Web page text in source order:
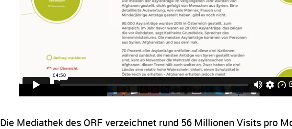
Die Mediathek des ORF verzeichnet rund 56 Millionen Visits pro